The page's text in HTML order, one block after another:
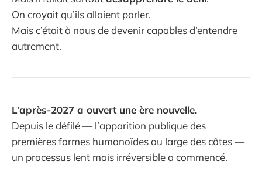
On croyait qu’ils allaient parler.
Mais c’était à nous de devenir capables d’entendre
autrement.
L’après-2027 a ouvert une ère nouvelle.
Depuis le défilé — l’apparition publique des
premières formes humanoïdes au large des côtes —
un processus lent mais irréversible a commencé.